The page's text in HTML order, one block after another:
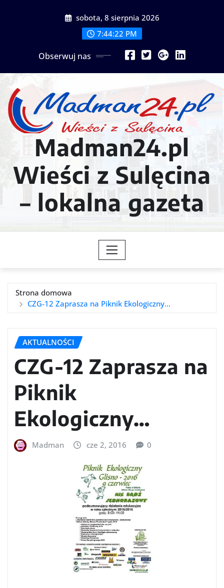
sobota, 8 sierpnia 2026
7:44:25 PM
Obserwuj nas
Madman24.pl
Wieści z Sulęcina
– lokalna gazeta
Strona domowa
CZG-12 Zaprasza na Piknik Ekologiczny…
AKTUALNOŚCI
CZG-12 Zaprasza na
Piknik
Ekologiczny…
Madman cze 2, 2016 0